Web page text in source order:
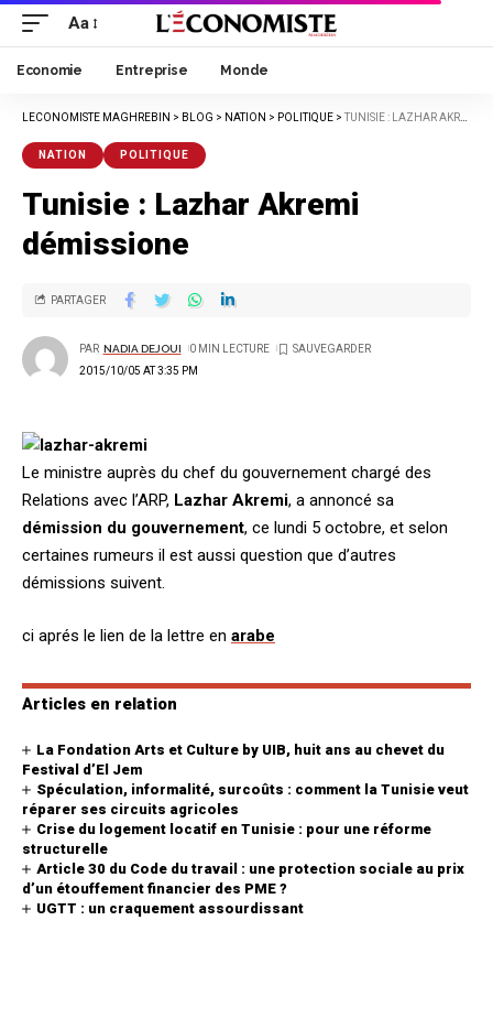
Aa
Economie Entreprise Monde
LECONOMISTE MAGHREBIN > BLOG > NATION > POLITIQUE >TUNISIE : LAZHAR AKREMI DÉMISSIONE
NATION POLITIQUE
Tunisie : Lazhar Akremi
démissione
2015/10/05 AT 3:35 PM
PAR NADIA DEJOUI 0 MIN LECTURE
PARTAGER
Le ministre auprès du chef du gouvernement chargé des
Relations avec l’ARP, Lazhar Akremi, a annoncé sa
démission du gouvernement, ce lundi 5 octobre, et selon
certaines rumeurs il est aussi question que d’autres
démissions suivent.
ci aprés le lien de la lettre en arabe
Articles en relation
La Fondation Arts et Culture by UIB, huit ans au chevet du
Festival d’El Jem
Spéculation, informalité, surcoûts : comment la Tunisie veut
réparer ses circuits agricoles
Crise du logement locatif en Tunisie : pour une réforme
structurelle
Article 30 du Code du travail : une protection sociale au prix
d’un étouffement financier des PME ?
UGTT : un craquement assourdissant